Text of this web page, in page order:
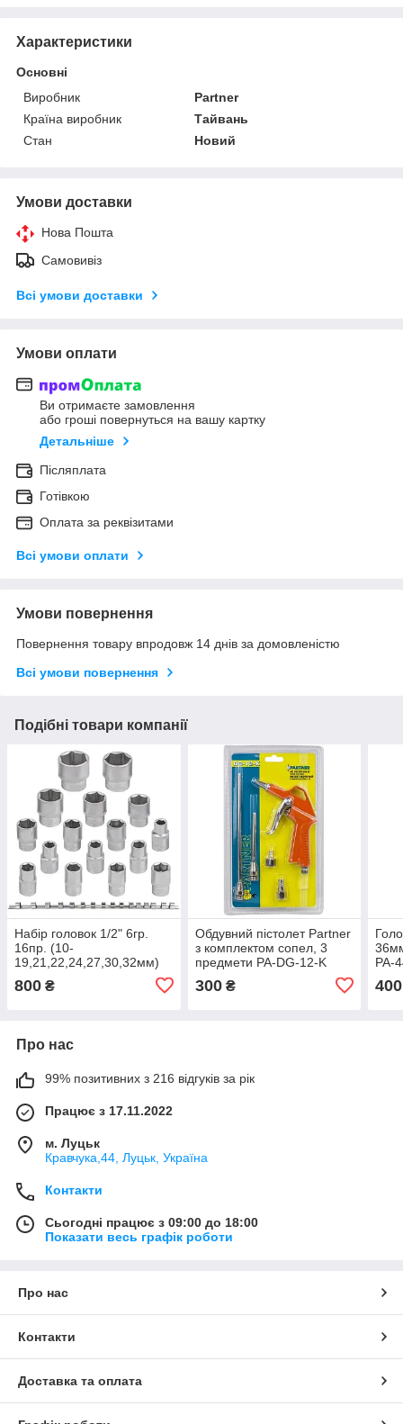
Характеристики
Основні
Виробник
Partner
Країна виробник
Тайвань
Стан
Новий
Умови доставки
Нова Пошта
Самовивіз
Всі умови доставки
Умови оплати
Ви отримаєте замовлення
або гроші повернуться на вашу картку
Детальніше
Післяплата
Готівкою
Оплата за реквізитами
Всі умови оплати
Умови повернення
Повернення товару впродовж 14 днів за домовленістю
Всі умови повернення
Подібні товари компанії
Набір головок 1/2" 6гр.
16пр. (10-
19,21,22,24,27,30,32мм)
RF-4161-5
800 ₴
Обдувний пістолет Partner
з комплектом сопел, 3
предмети PA-DG-12-K
300₴
PA-
400
Про нас
99% позитивних з 216 відгуків за рік
Працює з 17.11.2022
м. Луцьк
Кравчука,44, Луцьк, Україна
Контакти
Сьогодні працює з 09:00 до 18:00
Показати весь графік роботи
Про нас
Контакти
Доставка та оплата